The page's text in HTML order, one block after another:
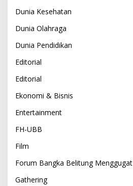
Dunia Kesehatan
Dunia Olahraga
Dunia Pendidikan
Editorial
Editorial
Ekonomi & Bisnis
Entertainment
FH-UBB
Film
Forum Bangka Belitung Menggugat
Gathering